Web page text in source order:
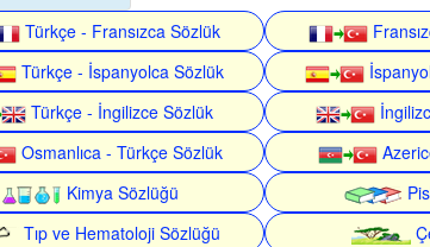
Türkçe - Fransızca Sözlük
Türkçe - İspanyolca Sözlük
Türkçe - İngilizce Sözlük
Osmanlıca - Türkçe Sözlük
Kimya Sözlüğü
Tıp ve Hematoloji Sözlüğü